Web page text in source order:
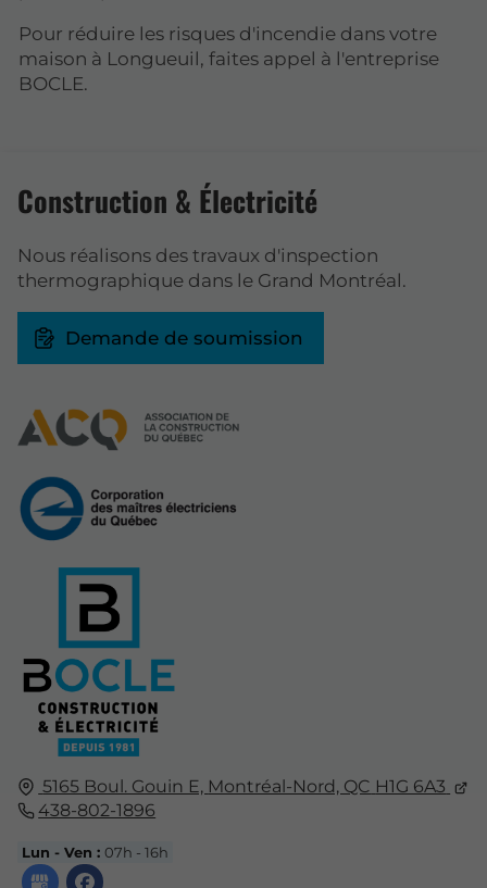
Pour réduire les risques d'incendie dans votre
maison à Longueuil, faites appel à l'entreprise
BOCLE.
5165 Boul. Gouin E, Montréal-Nord, QC H1G 6A3
438-802-1896
Lun - Ven :07h - 16h
Construction & Électricité
Nous réalisons des travaux d'inspection
thermographique dans le Grand Montréal.
Demande de soumission